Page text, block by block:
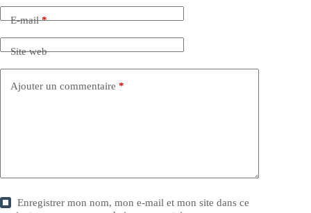
E-mail*
Site web
Ajouter un commentaire *
Enregistrer mon nom, mon e-mail et mon site dans ce